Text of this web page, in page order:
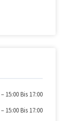
– 15:00 Bis 17:00
– 15:00 Bis 17:00